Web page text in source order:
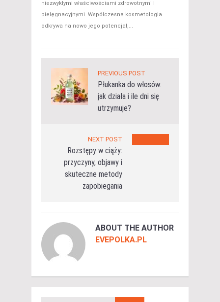
niezwykłymi właściwościami zdrowotnymi i
pielęgnacyjnymi. Współczesna kosmetologia
odkrywa na nowo jego potencjał,...
PREVIOUS POST
Płukanka do włosów:
jak działa i ile dni się
utrzymuje?
NEXT POST
Rozstępy w ciąży:
przyczyny, objawy i
skuteczne metody
zapobiegania
ABOUT THE AUTHOR
EVEPOLKA.PL